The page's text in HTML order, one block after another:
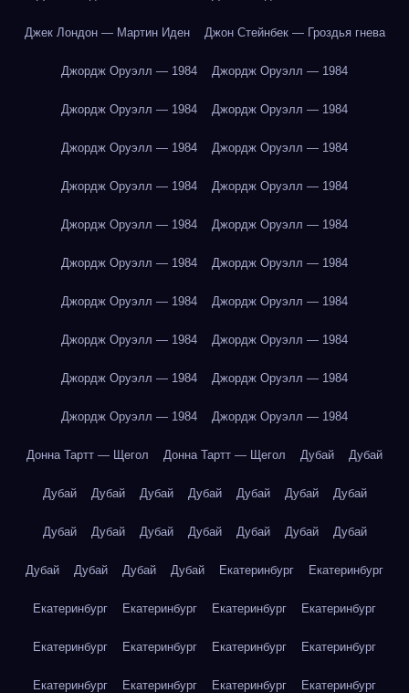
Джек Лондон — Мартин Иден Джон Стейнбек — Гроздья гнева
Джордж Оруэлл — 1984 Джордж Оруэлл — 1984
Джордж Оруэлл — 1984 Джордж Оруэлл — 1984
Джордж Оруэлл — 1984 Джордж Оруэлл — 1984
Джордж Оруэлл — 1984 Джордж Оруэлл — 1984
Джордж Оруэлл — 1984 Джордж Оруэлл — 1984
Джордж Оруэлл — 1984 Джордж Оруэлл — 1984
Джордж Оруэлл — 1984 Джордж Оруэлл — 1984
Джордж Оруэлл — 1984 Джордж Оруэлл — 1984
Джордж Оруэлл — 1984 Джордж Оруэлл — 1984
Джордж Оруэлл — 1984 Джордж Оруэлл — 1984
Донна Тартт — Щегол Донна Тартт — Щегол Дубай Дубай
Дубай Дубай Дубай Дубай Дубай Дубай Дубай
Дубай Дубай Дубай Дубай Дубай Дубай Дубай
Дубай Дубай Дубай Дубай Екатеринбург Екатеринбург
Екатеринбург Екатеринбург Екатеринбург Екатеринбург
Екатеринбург Екатеринбург Екатеринбург Екатеринбург
Екатеринбург Екатеринбург Екатеринбург Екатеринбург